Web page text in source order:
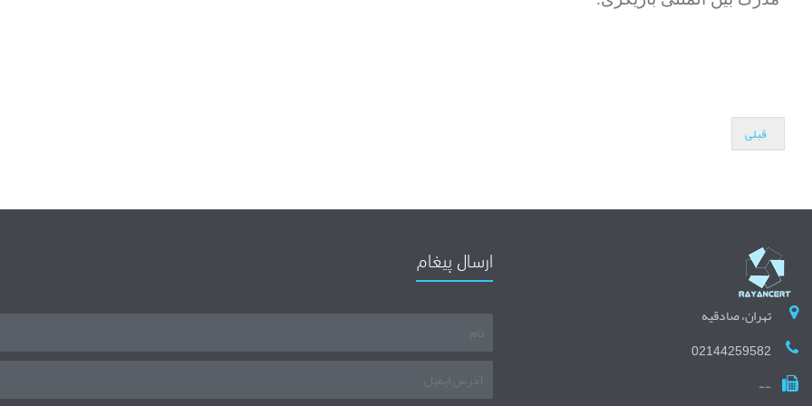
قبلی
تهران، صادقیه
02144259582
--
ارسال پیغام